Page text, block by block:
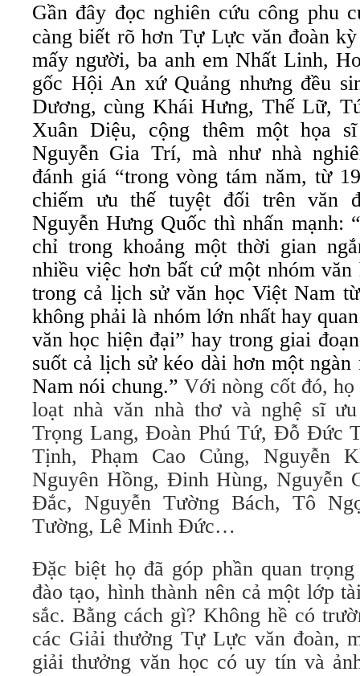
Gần đây đọc nghiên cứu công phu
càng biết rõ hơn Tự Lực văn đoàn
mấy người, ba anh em Nhất Linh,
gốc Hội An xứ Quảng nhưng đều
Dương, cùng Khái Hưng, Thế Lữ,
Xuân Diệu, cộng thêm một họa
Nguyễn Gia Trí, mà như nhà
đánh giá “trong vòng tám năm, từ
chiếm ưu thế tuyệt đối trên văn
Nguyễn Hưng Quốc thì nhấn mạnh:
chỉ trong khoảng một thời gian
nhiều việc hơn bất cứ một nhóm văn
trong cả lịch sử văn học Việt Nam
không phải là nhóm lớn nhất hay
văn học hiện đại” hay trong giai
suốt cả lịch sử kéo dài hơn một
Nam nói chung.” Với nòng cốt đó,
loạt nhà văn nhà thơ và nghệ sĩ
Trọng Lang, Đoàn Phú Tứ, Đỗ Đức
Tịnh, Phạm Cao Củng, Nguyễn
Nguyên Hồng, Đinh Hùng, Nguyễn
Đắc, Nguyễn Tường Bách, Tô
Tường, Lê Minh Đức…
Đặc biệt họ đã góp phần quan
đào tạo, hình thành nên cả một lớp
sắc. Bằng cách gì? Không hề có
các Giải thưởng Tự Lực văn đoàn,
giải thưởng văn học có uy tín và